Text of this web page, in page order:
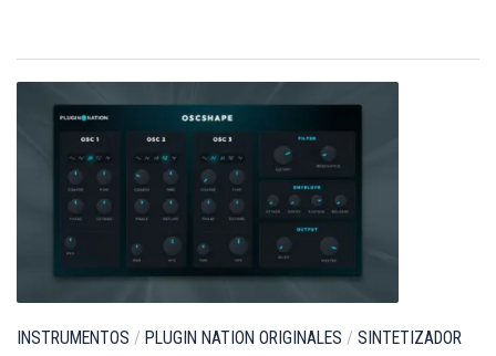
INSTRUMENTOS / PLUGIN NATION ORIGINALES / SINTETIZADOR